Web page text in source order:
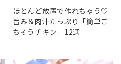
ほとんど放置で作れちゃう♡
旨み＆肉汁たっぷり「簡単ご
ちそうチキン」12選